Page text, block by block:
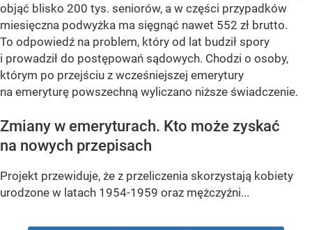
objąć blisko 200 tys. seniorów, a w części przypadków
miesięczna podwyżka ma sięgnąć nawet 552 zł brutto.
To odpowiedź na problem, który od lat budził spory
i prowadził do postępowań sądowych. Chodzi o osoby,
którym po przejściu z wcześniejszej emerytury
na emeryturę powszechną wyliczano niższe świadczenie.
Zmiany w emeryturach. Kto może zyskać
na nowych przepisach
Projekt przewiduje, że z przeliczenia skorzystają kobiety
urodzone w latach 1954-1959 oraz mężczyźni...